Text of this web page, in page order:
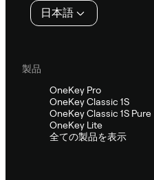
日本語
製品
OneKey Pro
OneKey Classic 1S
OneKey Classic 1S Pure
OneKey Lite
全ての製品を表示